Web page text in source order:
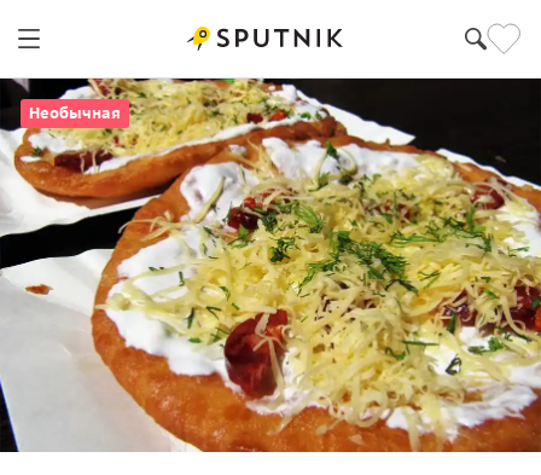
Необычная